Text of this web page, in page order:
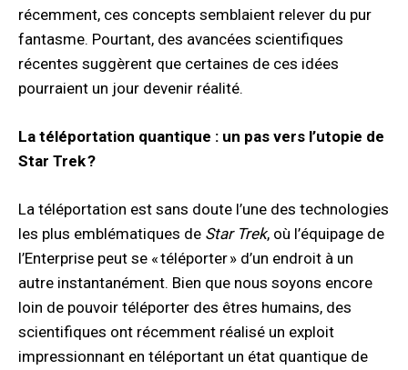
récemment, ces concepts semblaient relever du pur
fantasme. Pourtant, des avancées scientifiques
récentes suggèrent que certaines de ces idées
pourraient un jour devenir réalité.
La téléportation quantique : un pas vers l’utopie de
Star Trek ?
La téléportation est sans doute l’une des technologies
les plus emblématiques de Star Trek, où l’équipage de
l’Enterprise peut se « téléporter » d’un endroit à un
autre instantanément. Bien que nous soyons encore
loin de pouvoir téléporter des êtres humains, des
scientifiques ont récemment réalisé un exploit
impressionnant en téléportant un état quantique de